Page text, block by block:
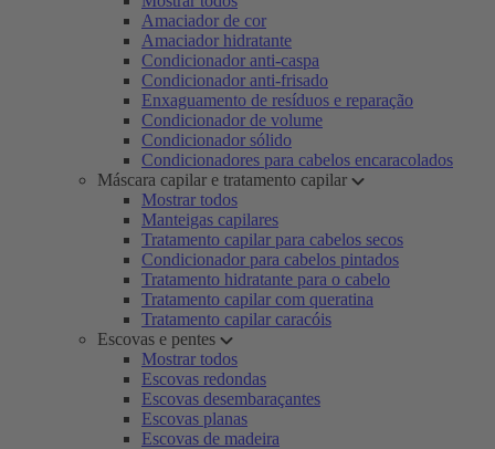
Amaciador de cor
Amaciador hidratante
Condicionador anti-caspa
Condicionador anti-frisado
Enxaguamento de resíduos e reparação
Condicionador de volume
Condicionador sólido
Condicionadores para cabelos encaracolados
Máscara capilar e tratamento capilar
Mostrar todos
Manteigas capilares
Tratamento capilar para cabelos secos
Condicionador para cabelos pintados
Tratamento hidratante para o cabelo
Tratamento capilar com queratina
Tratamento capilar caracóis
Escovas e pentes
Mostrar todos
Escovas redondas
Escovas desembaraçantes
Escovas planas
Escovas de madeira